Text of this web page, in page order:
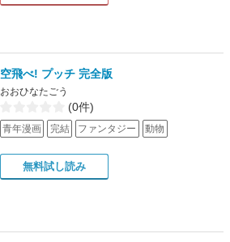
空飛べ! プッチ 完全版
おおひなたごう
(0件)
青年漫画 完結 ファンタジー 動物
無料試し読み